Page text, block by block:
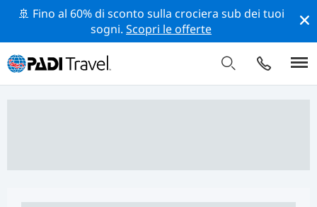
🚢 Fino al 60% di sconto sulla crociera sub dei tuoi
sogni.Scopri le offerte